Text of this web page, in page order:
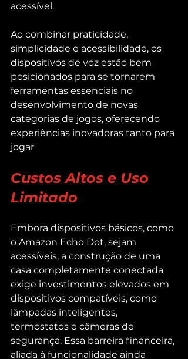
acessível.
Ao combinar praticidade,
simplicidade e acessibilidade, os
dispositivos de voz estão bem
posicionados para se tornarem
ferramentas essenciais no
desenvolvimento de novas
categorias de jogos, oferecendo
experiências inovadoras tanto para
jogar
Custos Altos e Uso
Limitado
Embora dispositivos básicos, como
o Amazon Echo Dot, sejam
acessíveis, a construção de uma
casa completamente conectada
exige investimentos elevados em
dispositivos compatíveis, como
lâmpadas inteligentes,
termostatos e câmeras de
segurança. Essa barreira financeira,
aliada à funcionalidade ainda